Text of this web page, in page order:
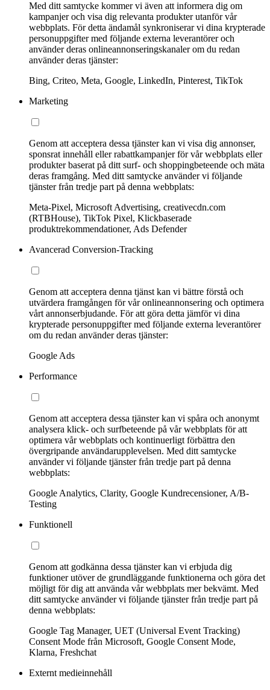
Med ditt samtycke kommer vi även att informera dig om
kampanjer och visa dig relevanta produkter utanför vår
webbplats. För detta ändamål synkroniserar vi dina krypterade
personuppgifter med följande externa leverantörer och
använder deras onlineannonseringskanaler om du redan
använder deras tjänster:
Bing, Criteo, Meta, Google, LinkedIn, Pinterest, TikTok
Marketing
Genom att acceptera dessa tjänster kan vi visa dig annonser,
sponsrat innehåll eller rabattkampanjer för vår webbplats eller
produkter baserat på ditt surf- och shoppingbeteende och mäta
deras framgång. Med ditt samtycke använder vi följande
tjänster från tredje part på denna webbplats:
Meta-Pixel, Microsoft Advertising, creativecdn.com
(RTBHouse), TikTok Pixel, Klickbaserade
produktrekommendationer, Ads Defender
Avancerad Conversion-Tracking
Genom att acceptera denna tjänst kan vi bättre förstå och
utvärdera framgången för vår onlineannonsering och optimera
vårt annonserbjudande. För att göra detta jämför vi dina
krypterade personuppgifter med följande externa leverantörer
om du redan använder deras tjänster:
Google Ads
Performance
Genom att acceptera dessa tjänster kan vi spåra och anonymt
analysera klick- och surfbeteende på vår webbplats för att
optimera vår webbplats och kontinuerligt förbättra den
övergripande användarupplevelsen. Med ditt samtycke
använder vi följande tjänster från tredje part på denna
webbplats:
Google Analytics, Clarity, Google Kundrecensioner, A/B-
Testing
Funktionell
Genom att godkänna dessa tjänster kan vi erbjuda dig
funktioner utöver de grundläggande funktionerna och göra det
möjligt för dig att använda vår webbplats mer bekvämt. Med
ditt samtycke använder vi följande tjänster från tredje part på
denna webbplats:
Google Tag Manager, UET (Universal Event Tracking)
Consent Mode från Microsoft, Google Consent Mode,
Klarna, Freshchat
Externt medieinnehåll